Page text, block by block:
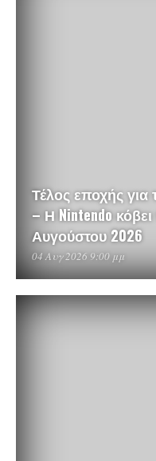
Τέλος εποχής για
– Η Nintendo
Αυγούστου 2026
04 Αυγ 2026 9:00 μμ